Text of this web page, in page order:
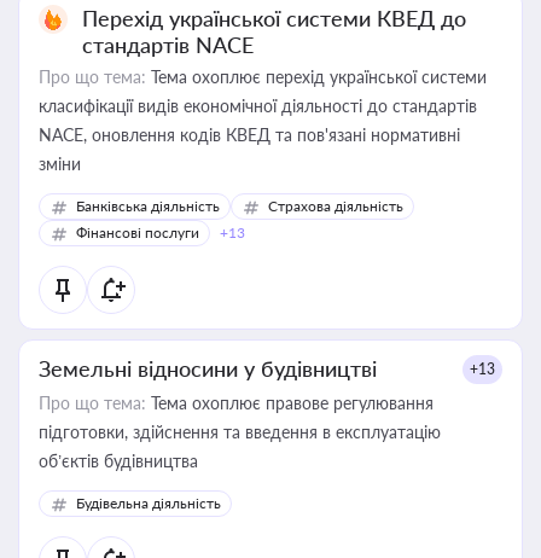
Перехід української системи КВЕД до
стандартів NACE
Про що тема: Тема охоплює перехід української системи
класифікації видів економічної діяльності до стандартів
NACE, оновлення кодів КВЕД та пов'язані нормативні
зміни
Банківська діяльність
Страхова діяльність
Фінансові послуги
+13
Земельні відносини у будівництві +13
Про що тема: Тема охоплює правове регулювання
підготовки, здійснення та введення в експлуатацію
об’єктів будівництва
Будівельна діяльність